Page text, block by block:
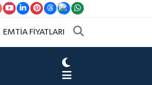
EMTİA FİYATLARI